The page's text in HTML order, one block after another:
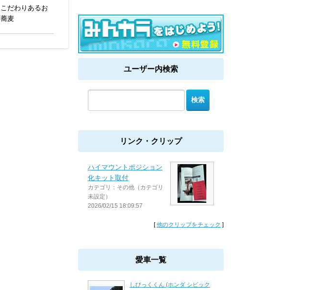
こだわりあるお
蕎麦
ユーザー内検索
リンク・クリップ
ハイマウントポジション
化キット取付
カテゴリ：その他（カテゴリ
未設定）
2026/02/15 18:09:57
[他のクリップをチェック ]
愛車一覧
しびっくくん (ホンダ シビック